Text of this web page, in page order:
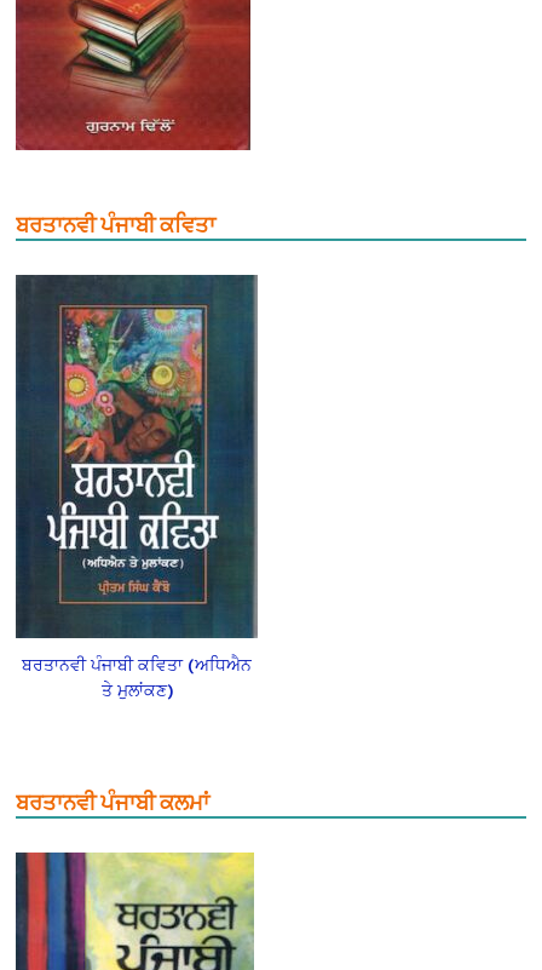
ਬਰਤਾਨਵੀ ਪੰਜਾਬੀ ਕਵਿਤਾ
ਬਰਤਾਨਵੀ ਪੰਜਾਬੀ ਕਵਿਤਾ (ਅਧਿਐਨ
ਤੇ ਮੁਲਾਂਕਣ)
ਬਰਤਾਨਵੀ ਪੰਜਾਬੀ ਕਲਮਾਂ